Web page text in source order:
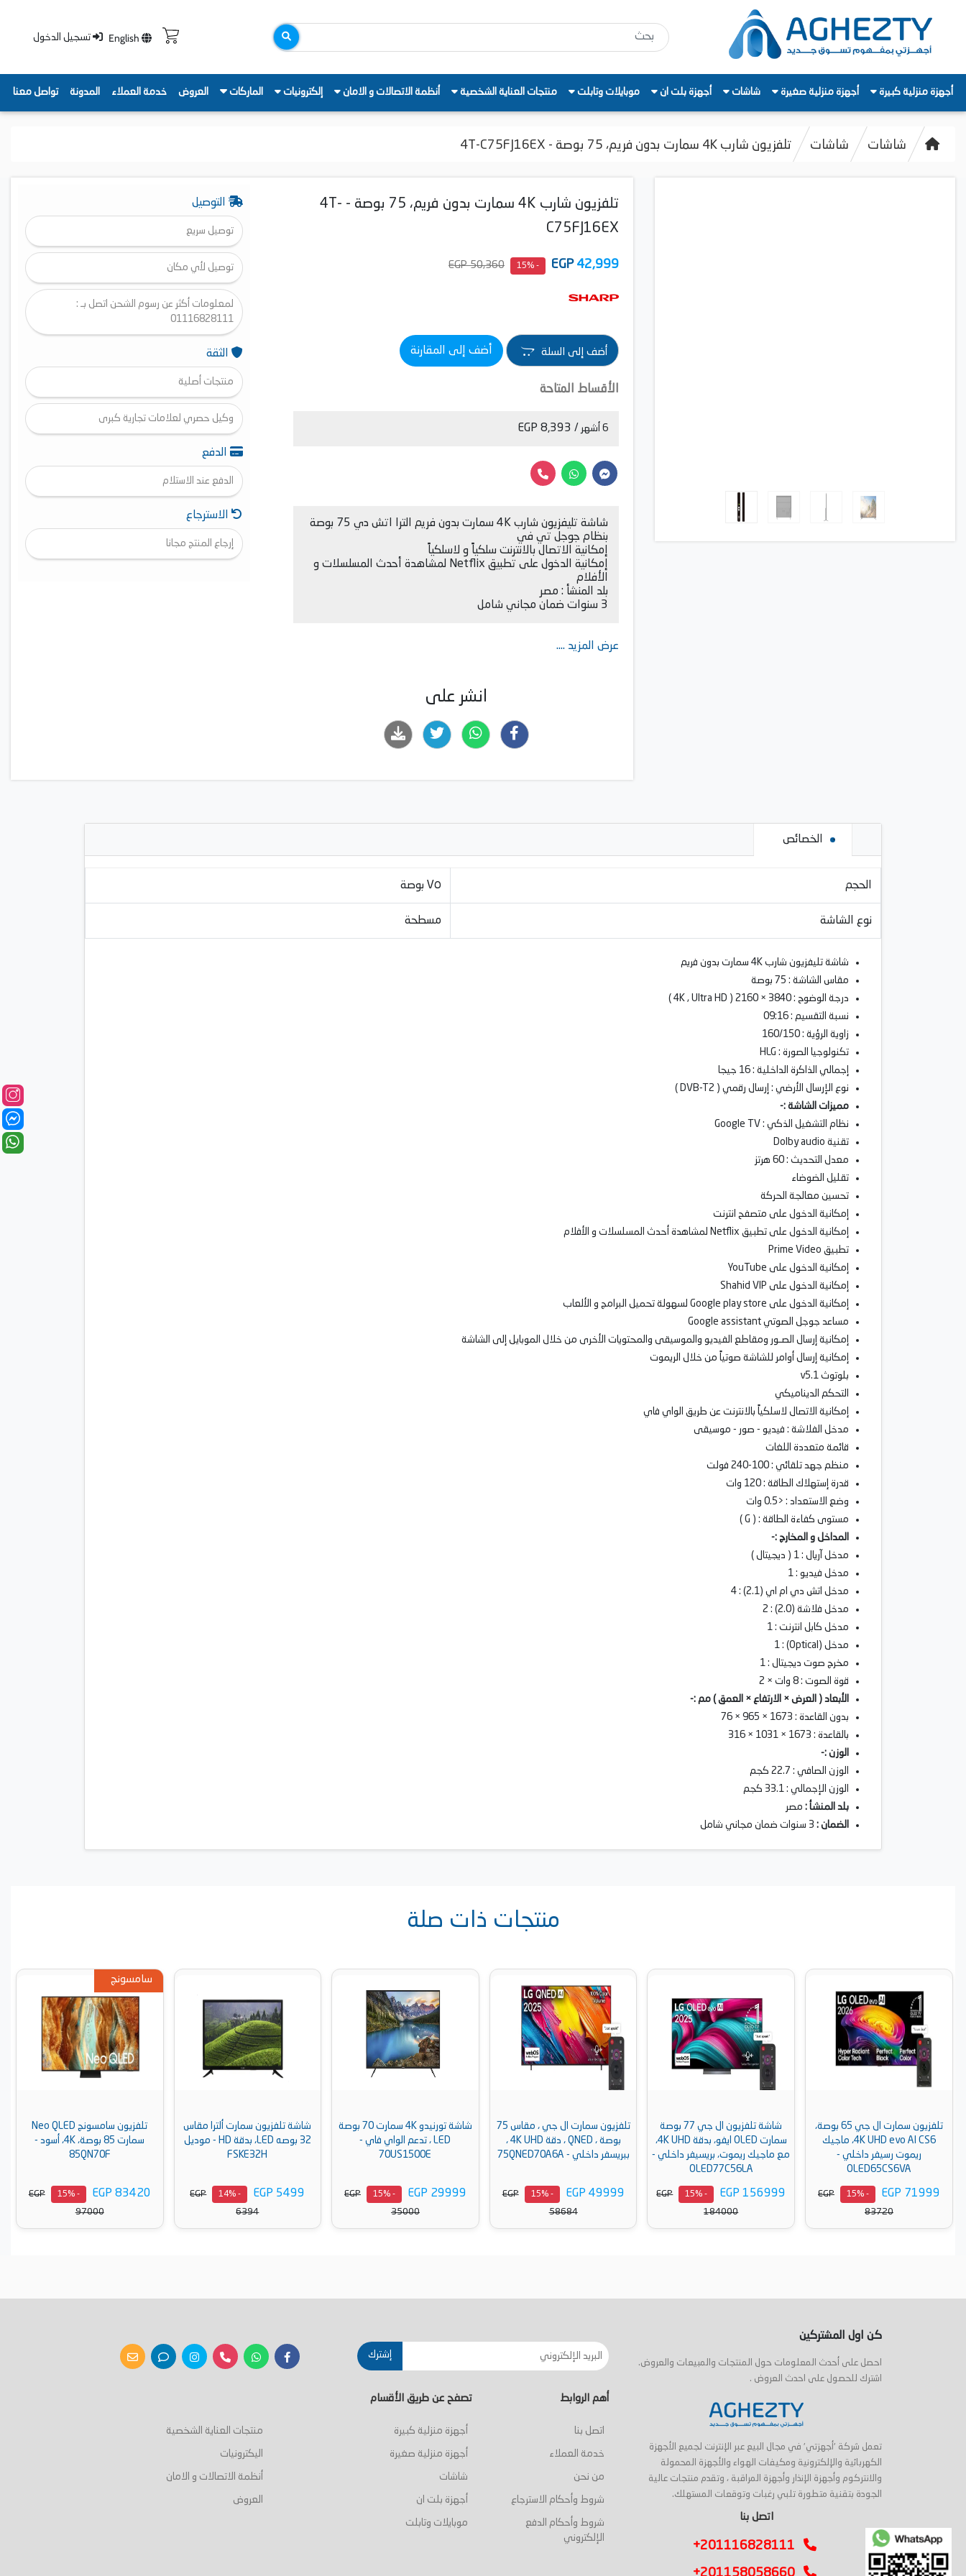
English تسجيل الدخول
أجهزة منزلية كبيرة أجهزة منزلية صغيرة شاشات أجهزة بلت ان موبايلات وتابلت منتجات العناية الشخصية أنظمة الاتصالات و الامان إلكترونيات الماركات العروض خدمة العملاء المدونة تواصل معنا
شاشات شاشات تلفزيون شارب 4K سمارت بدون فريم، 75 بوصة - 4T-C75FJ16EX
تلفزيون شارب 4K سمارت بدون فريم، 75 بوصة - 4T-
C75FJ16EX
42,999
EGP
- 15%
50,360 EGP
أضف إلى السلة أضف إلى المقارنة
الأقساط المتاحة
6 أشهر / 8,393 EGP
شاشة تليفزيون شارب 4K سمارت بدون فريم الترا اتش دي 75 بوصة
بنظام جوجل تي في
إمكانية الاتصال بالانترنت سلكياً و لاسلكياً
إمكانية الدخول على تطبيق Netflix لمشاهدة أحدث المسلسلات و
الأفلام
بلد المنشأ : مصر
3 سنوات ضمان مجاني شامل
عرض المزيد ....
انشر على
التوصيل
توصيل سريع
توصيل لأي مكان
لمعلومات أكثر عن رسوم الشحن اتصل بـ :
01116828111
الثقة
منتجات أصلية
وكيل حصري لعلامات تجارية كبرى
الدفع
الدفع عند الاستلام
الاسترجاع
إرجاع المنتج مجانا
الخصائص
الحجم ٧٥ بوصة
نوع الشاشة مسطحة
شاشة تليفزيون شارب 4K سمارت بدون فريم
مقاس الشاشة : 75 بوصة
درجة الوضوح : 3840 × 2160 ( 4K , Ultra HD )
نسبة التقسيم : 09:16
زاوية الرؤية : 160/150
تكنولوجيا الصورة : HLG
إجمالي الذاكرة الداخلية : 16 جيجا
نوع الإرسال الأرضي : إرسال رقمي ( DVB-T2 )
مميزات الشاشة :-
نظام التشغيل الذكي : Google TV
تقنية Dolby audio
معدل التحديث : 60 هرتز
تقليل الضوضاء
تحسين معالجة الحركة
إمكانية الدخول على متصفح انترنت
إمكانية الدخول على تطبيق Netflix لمشاهدة أحدث المسلسلات و الأفلام
تطبيق Prime Video
إمكانية الدخول على YouTube
إمكانية الدخول على Shahid VIP
إمكانية الدخول على Google play store لسهولة تحميل البرامج و الألعاب
مساعد جوجل الصوتي Google assistant
إمكانية إرسال الصـور ومقاطع الفيديو والموسيقى والمحتويات الأخرى من خلال الموبايل إلى الشاشة
إمكانية إرسال أوامر للشاشة صوتياً من خلال الريموت
بلوتوث v5.1
التحكم الديناميكي
إمكانية الاتصال لاسلكياً بالانترنت عن طريق الواي فاي
مدخل الفلاشة : فيديو - صور - موسيقى
قائمة متعددة اللغات
منظم جهد تلقائي : 100-240 فولت
قدرة إستهلاك الطاقة : 120 وات
وضع الاستعداد : <0.5 وات
مستوى كفاءة الطاقة : ( G )
المداخل و المخارج :-
مدخل آريال : 1 ( ديجيتال )
مدخل فيديو : 1
مدخل اتش دي ام اي (2.1) : 4
مدخل فلاشة (2.0) : 2
مدخل كابل انترنت : 1
مدخل (Optical) : 1
مخرج صوت ديجيتال : 1
قوة الصوت : 8 وات × 2
الأبعاد ( العرض × الارتفاع × العمق ) مم :-
بدون القاعدة : 1673 × 965 × 76
بالقاعدة : 1673 × 1031 × 316
الوزن :-
الوزن الصافي : 22.7 كجم
الوزن الإجمالي : 33.1 كجم
بلد المنشأ : مصر
الضمان :
منتجات ذات صلة
تلفزيون سمارت ال جي 65 بوصة،
4K UHD evo AI CS6، ماجيك
ريموت رسيفر داخلي -
OLED65CS6VA
EGP 71999
- 15%
EGP
83720
شاشة تلفزيون ال جي 77 بوصة
سمارت OLED ايفو، بدقة 4K UHD،
مع ماجيك ريموت، بريسيفر داخلي -
OLED77C56LA
EGP 156999
- 15%
EGP
184000
تلفزيون سمارت ال جي ، مقاس 75
بوصة ، QNED ، دقة 4K UHD ،
ببريسفر داخلي - 75QNED70A6A
EGP 49999
- 15%
EGP
58684
شاشة تورنيدو 4K سمارت 70 بوصة
LED ، تدعم الواي فاي -
70US1500E
EGP 29999
- 15%
EGP
35000
شاشة تلفزيون سمارت ألترا مقاس
32 بوصه LED، بدقة HD - موديل
FSKE32H
EGP 5499
- 14%
EGP
6394
سامسونج
تلفزيون سامسونج Neo QLED
سمارت 85 بوصة، 4K، أسود -
85QN70F
EGP 83420
- 15%
EGP
97000
كن اول المشتركين
احصل على أحدث المعلومات حول المنتجات والمبيعات والعروض.
اشترك للحصول على احدث العروض .
إشترك
تعمل شركة 'أجهزتي' في مجال البيع عبر الإنترنت لجميع الأجهزة
الكهربائية والإلكترونية ومكيفات الهواء والأجهزة المحمولة
والانتركوم وأجهزة الإنذار وأجهزة المراقبة ، وتقدم منتجات عالية
الجودة بتقنية متطورة تلبي رغبات وتوقعات المستهلك.
اتصل بنا
+201116828111
+201158058660
أهم الروابط
اتصل بنا
خدمة العملاء
من نحن
شروط وأحكام الاسترجاع
شروط وأحكام الدفع
الإلكتروني
تصفح عن طريق الأقسام
أجهزة منزلية كبيرة
أجهزة منزلية صغيرة
شاشات
أجهزة بلت ان
موبايلات وتابلت
منتجات العناية الشخصية
اليكترونيات
أنظمة الاتصالات و الامان
العروض